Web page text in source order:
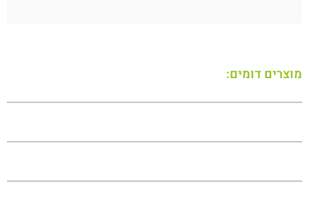
מוצרים דומים: